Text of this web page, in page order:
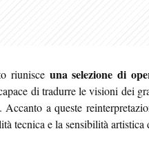
riunisce una selezione di
di tradurre le visioni dei
a queste
tecnica e la sensibilità